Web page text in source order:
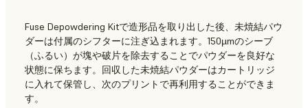
Fuse Depowdering Kitで造形品を取り出した後、未焼結パウ
ダーは付属のシフターに注ぎ込まれます。150µmのシーブ
（ふるい）が塊や破片を除去することでパウダーを良好な
状態に保ちます。回収した未焼結パウダーはカートリッジ
に入れて保管し、次のプリントで再利用することができま
す。